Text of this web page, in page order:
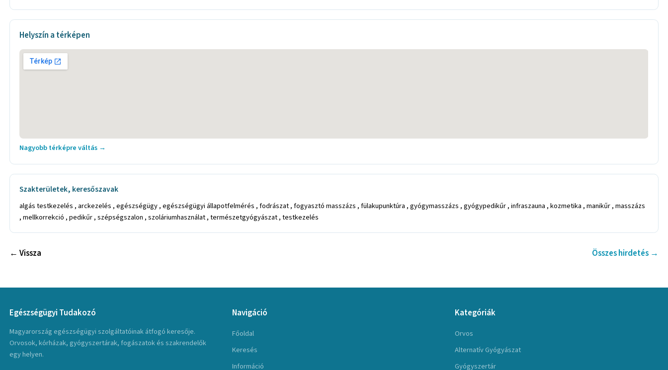
Helyszín a térképen
Nagyobb térképre váltás →
Szakterületek, keresőszavak
algás testkezelés , arckezelés , egészségügy , egészségügyi állapotfelmérés , fodrászat , fogyasztó masszázs , fülakupunktúra , gyógymasszázs , gyógypedikűr , infraszauna , kozmetika , manikűr , masszázs
, mellkorrekció , pedikűr , szépségszalon , szoláriumhasználat , természetgyógyászat , testkezelés
← Vissza Összes hirdetés →
Egészségügyi Tudakozó
Magyarország egészségügyi szolgáltatóinak átfogó keresője.
Orvosok, kórházak, gyógyszertárak, fogászatok és szakrendelők
egy helyen.
Navigáció
Főoldal
Keresés
Információ
Kategóriák
Orvos
Alternatív Gyógyászat
Gyógyszertár